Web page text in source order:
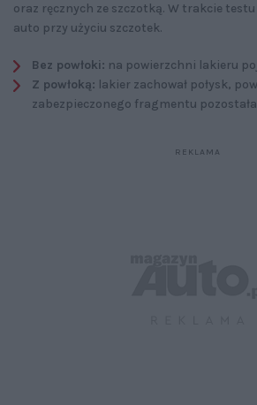
oraz ręcznych ze szczotką. W trakcie
auto przy użyciu szczotek.
Bez powłoki: na powierzchni lakieru
Z powłoką: lakier zachował połysk,
zabezpieczonego fragmentu pozostała